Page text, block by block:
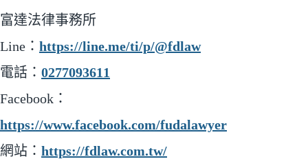
富達法律事務所
Line： https://line.me/ti/p/@fdlaw
電話： 0277093611
Facebook：
https://www.facebook.com/fudalawyer
網站： https://fdlaw.com.tw/